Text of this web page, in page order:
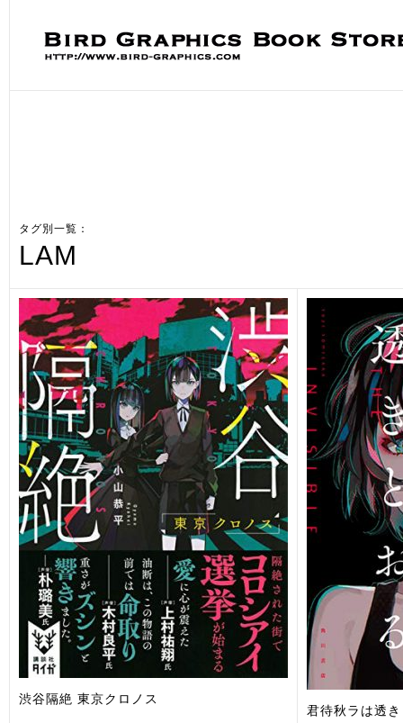
タグ別一覧：
LAM
渋谷隔絶 東京クロノス
君待秋ラは透